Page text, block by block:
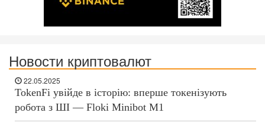
Новости криптовалют
22.05.2025
TokenFi увійде в історію: вперше токенізують
робота з ШІ — Floki Minibot M1